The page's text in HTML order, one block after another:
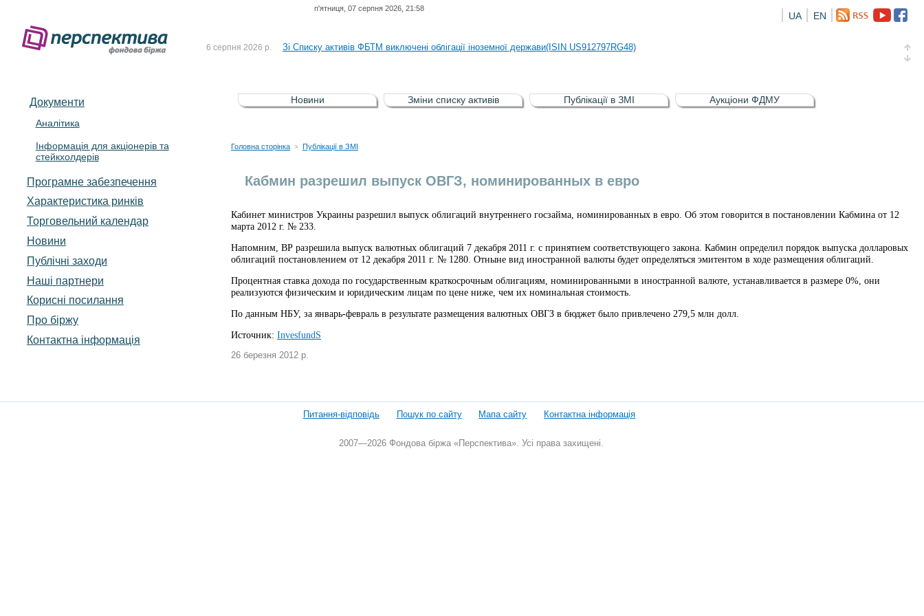
п'ятниця, 07 серпня 2026, 21:58
EN
UA
До Списку активів регульованого фондового ринку (РФР) включена Корпоративна облігація відсоткова електронна іменна (ISIN UA5000016726)
6 серпня 2026 р. Зі Списку активів ФБТМ виключені облігації іноземної держави(ISIN US912797RG48)
5 серпня 2026 р. Зі списку активів РФР виключені Облігація внутрішніх державних позик України (ISIN UA4000232607)
4 серпня 2026 р. До Списку активів регульованого фондового ринку (РФР) включена Корпоративна облігація відсоткова електронна іменна (ISIN UA5000016726)
Документи
Аналітика
Інформація для акціонерів та
стейкхолдерів
Програмне забезпечення
Характеристика pинків
Торговельний календар
Новини
Публічні заходи
Наші партнери
Корисні посилання
Про біржу
Контактна інформація
Новини Зміни списку активів Публікації в ЗМІ Аукціони ФДМУ
Головна сторінка > Публікації в ЗМІ
Кабмин разрешил выпуск ОВГЗ, номинированных в евро
Кабинет министров Украины разрешил выпуск облигаций внутреннего госзайма, номинированных в евро. Об этом говорится в постановлении Кабмина от 12
марта 2012 г. № 233.
Напомним, ВР разрешила выпуск валютных облигаций 7 декабря 2011 г. с принятием соответствующего закона. Кабмин определил порядок выпуска долларовых
облигаций постановлением от 12 декабря 2011 г. № 1280. Отныне вид иностранной валюты будет определяться эмитентом в ходе размещения облигаций.
Процентная ставка дохода по государственным краткосрочным облигациям, номинированными в иностранной валюте, устанавливается в размере 0%, они
реализуются физическим и юридическим лицам по цене ниже, чем их номинальная стоимость.
По данным НБУ, за январь-февраль в результате размещения валютных ОВГЗ в бюджет было привлечено 279,5 млн долл.
Источник: InvesfundS
26 березня 2012 р.
Питання-відповідь Пошук по сайту Мапа сайту Контактна інформація
2007—2026 Фондова біржа «Перспектива». Усі права захищені.